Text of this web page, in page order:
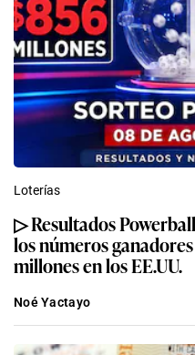
Loterías
▷ Resultados
los números
millones en los EE.UU.
Noé Yactayo